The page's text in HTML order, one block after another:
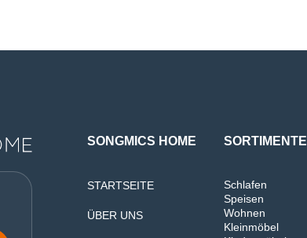
SONGMICS HOME
STARTSEITE
ÜBER UNS
SORTIMENTE
Schlafen
Speisen
Wohnen
Kleinmöbel